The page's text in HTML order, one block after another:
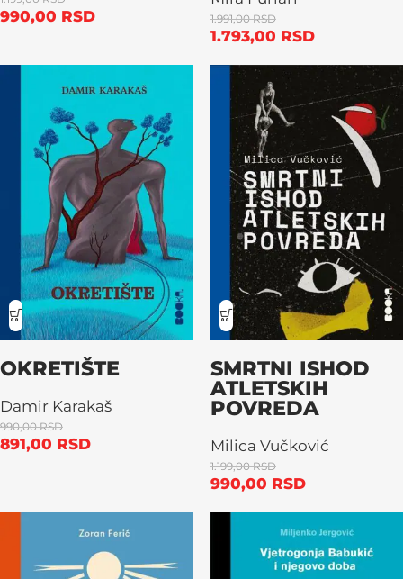
990,00 RSD 1.991,00RSD
1.793,00 RSD
OKRETIŠTE
Damir Karakaš
990,00RSD
891,00 RSD
SMRTNI ISHOD
ATLETSKIH
POVREDA
Milica Vučković
1.199,00RSD
990,00 RSD